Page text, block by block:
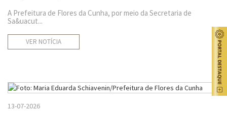
A Prefeitura de Flores da Cunha, por meio da Secretaria de
Sa&uacut...
VER NOTÍCIA
13-07-2026